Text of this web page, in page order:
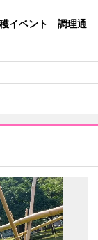
イベント 調理通